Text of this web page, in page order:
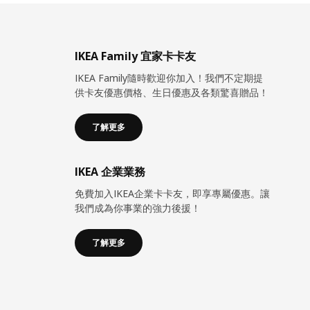
IKEA Family 宜家卡卡友
IKEA Family隨時歡迎你加入！我們不定期提
供卡友優惠價格、生日優惠及各類驚喜贈品！
了解更多
IKEA 企業業務
免費加入IKEA企業卡卡友，即享專屬優惠。讓
我們成為你事業的強力後援！
了解更多